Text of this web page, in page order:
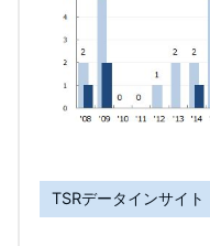
TSRデータインサイト